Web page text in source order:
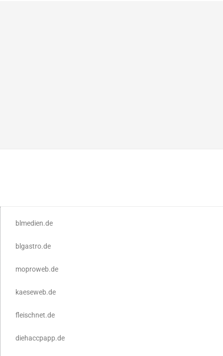
blmedien.de
blgastro.de
moproweb.de
kaeseweb.de
fleischnet.de
diehaccpapp.de